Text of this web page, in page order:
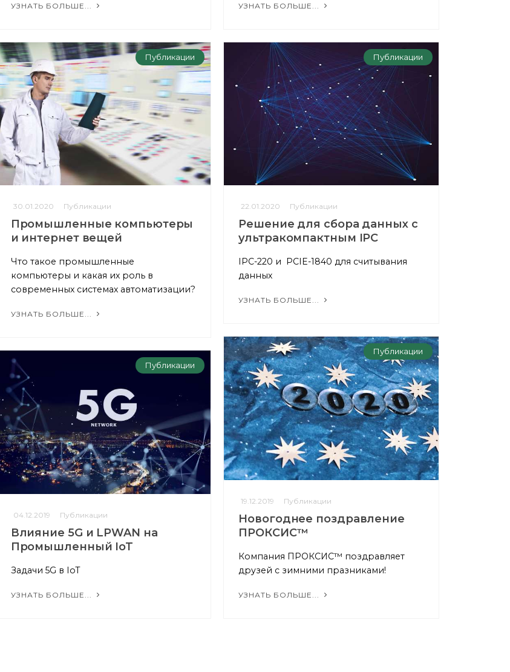
УЗНАТЬ БОЛЬШЕ... УЗНАТЬ БОЛЬШЕ...
Публикации
30.01.2020 Публикации
Промышленные компьютеры
и интернет вещей
Что такое промышленные
компьютеры и какая их роль в
современных системах автоматизации?
УЗНАТЬ БОЛЬШЕ...
Публикации
22.01.2020 Публикации
Решение для сбора данных с
ультракомпактным IPC
IPC-220 и PCIE-1840 для считывания
данных
УЗНАТЬ БОЛЬШЕ...
Публикации
19.12.2019 Публикации
Новогоднее поздравление
ПРОКСИС™
Компания ПРОКСИС™ поздравляет
друзей с зимними празниками!
УЗНАТЬ БОЛЬШЕ...
Публикации
04.12.2019 Публикации
Влияние 5G и LPWAN на
Промышленный IoT
Задачи 5G в IoT
УЗНАТЬ БОЛЬШЕ...